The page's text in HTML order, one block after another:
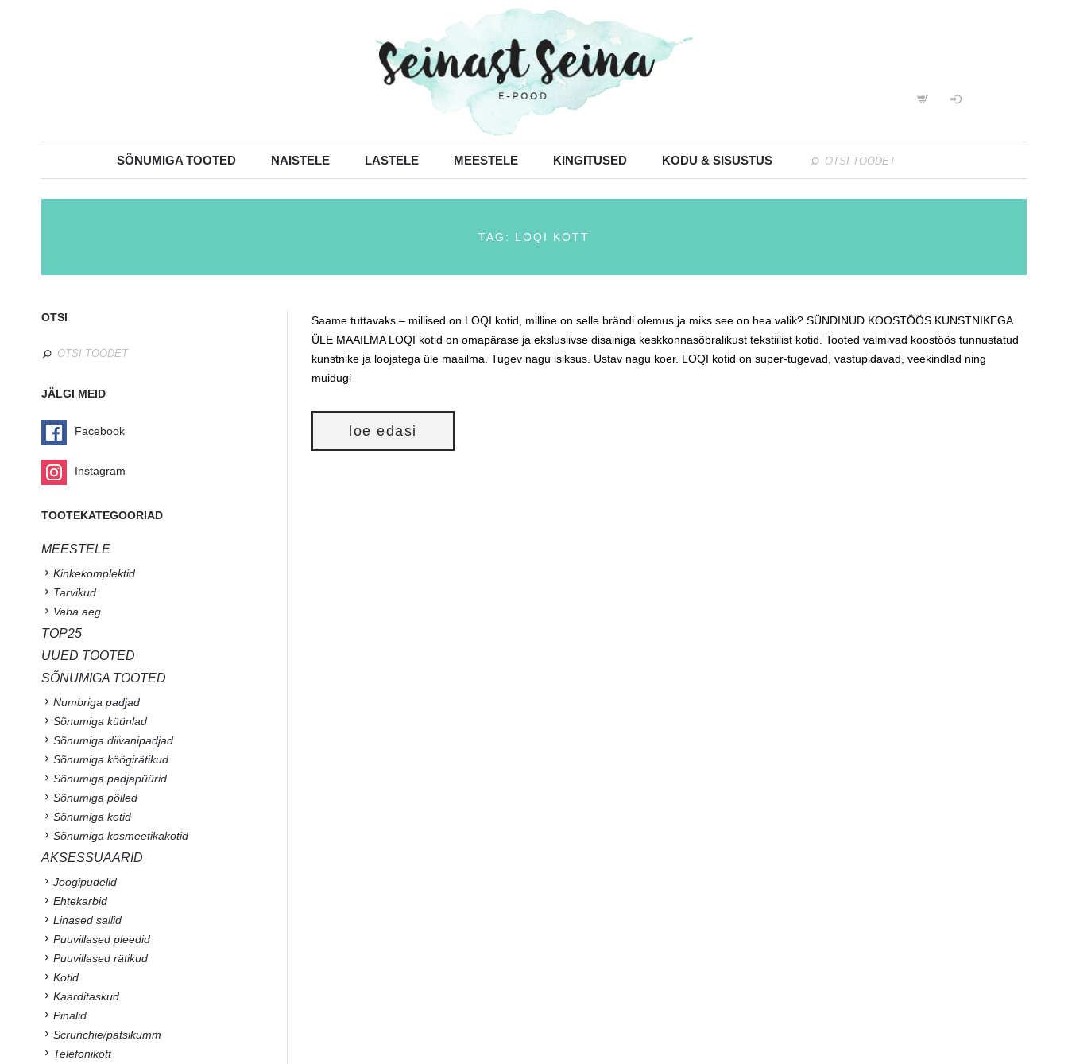
SÕNUMIGA TOOTED NAISTELE LASTELE MEESTELE KINGITUSED KODU & SISUSTUS
TAG: LOQI KOTT
Saame tuttavaks – millised on LOQI kotid, milline on selle brändi olemus ja miks see on hea valik? SÜNDINUD KOOSTÖÖS KUNSTNIKEGA
ÜLE MAAILMA LOQI kotid on omapärase ja ekslusiivse disainiga keskkonnasõbralikust tekstiilist kotid. Tooted valmivad koostöös tunnustatud
kunstnike ja loojatega üle maailma. Tugev nagu isiksus. Ustav nagu koer. LOQI kotid on super-tugevad, vastupidavad, veekindlad ning
muidugi
loe edasi
OTSI
JÄLGI MEID
Facebook
Instagram
TOOTEKATEGOORIAD
MEESTELE
Kinkekomplektid
Tarvikud
Vaba aeg
TOP25
UUED TOOTED
SÕNUMIGA TOOTED
Numbriga padjad
Sõnumiga küünlad
Sõnumiga diivanipadjad
Sõnumiga köögirätikud
Sõnumiga padjapüürid
Sõnumiga põlled
Sõnumiga kotid
Sõnumiga kosmeetikakotid
AKSESSUAARID
Joogipudelid
Ehtekarbid
Linased sallid
Puuvillased pleedid
Puuvillased rätikud
Kotid
Kaarditaskud
Pinalid
Scrunchie/patsikumm
Telefonikott